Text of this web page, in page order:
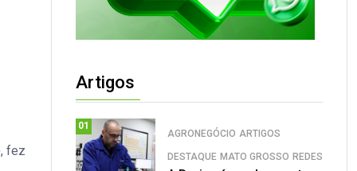
fez
Artigos
01
AGRONEGÓCIO ARTIGOS
DESTAQUE MATO GROSSO REDES